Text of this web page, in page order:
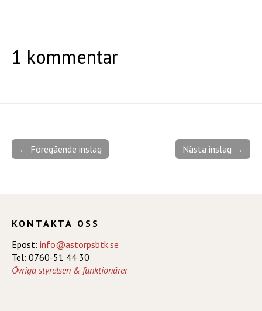
1 kommentar
Nästa inslag →
← Föregående inslag
KONTAKTA OSS
Epost: info@astorpsbtk.se
Tel: 0760-51 44 30
Övriga styrelsen & funktionärer